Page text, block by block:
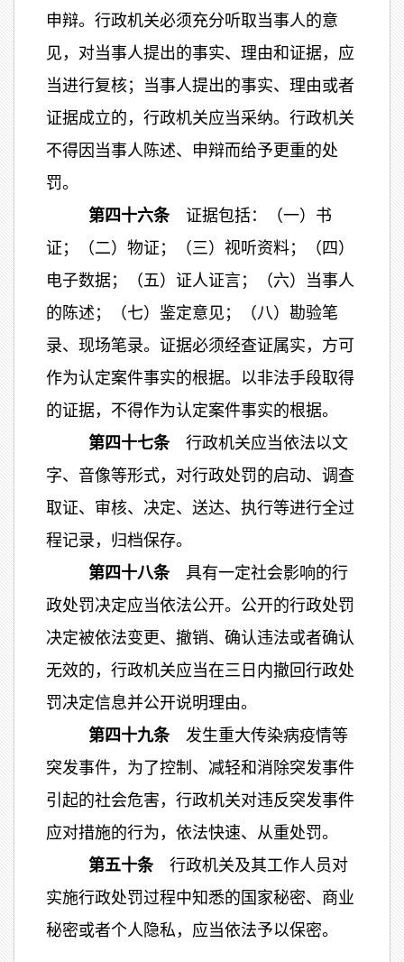
申辩。行政机关必须充分听取当事人的意
见，对当事人提出的事实、理由和证据，应
当进行复核；当事人提出的事实、理由或者
证据成立的，行政机关应当采纳。行政机关
不得因当事人陈述、申辩而给予更重的处
罚。
第四十六条证据包括：（一）书
证；（二）物证；（三）视听资料；（四）
电子数据；（五）证人证言；（六）当事人
的陈述；（七）鉴定意见；（八）勘验笔
录、现场笔录。证据必须经查证属实，方可
作为认定案件事实的根据。以非法手段取得
的证据，不得作为认定案件事实的根据。
第四十七条行政机关应当依法以文
字、音像等形式，对行政处罚的启动、调查
取证、审核、决定、送达、执行等进行全过
程记录，归档保存。
第四十八条具有一定社会影响的行
政处罚决定应当依法公开。公开的行政处罚
决定被依法变更、撤销、确认违法或者确认
无效的，行政机关应当在三日内撤回行政处
罚决定信息并公开说明理由。
第四十九条发生重大传染病疫情等
突发事件，为了控制、减轻和消除突发事件
引起的社会危害，行政机关对违反突发事件
应对措施的行为，依法快速、从重处罚。
第五十条行政机关及其工作人员对
实施行政处罚过程中知悉的国家秘密、商业
秘密或者个人隐私，应当依法予以保密。